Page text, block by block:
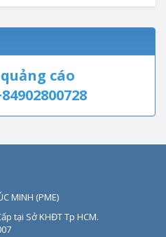
cáo
MINH (PME)
tại Sở KHĐT Tp HCM.